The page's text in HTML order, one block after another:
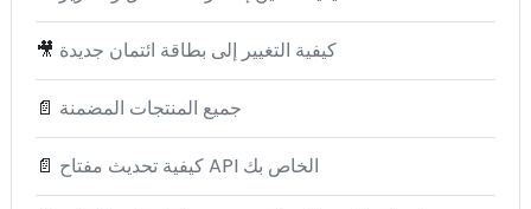
🎥 كيفية التغيير إلى بطاقة ائتمان جديدة
📄 جميع المنتجات المضمنة
📄 كيفية تحديث مفتاح API الخاص بك